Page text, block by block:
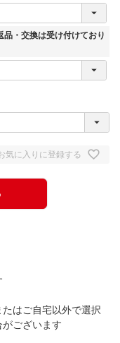
・交換は受け付けており
気に入りに登録する
はご自宅以外で選択
ございます